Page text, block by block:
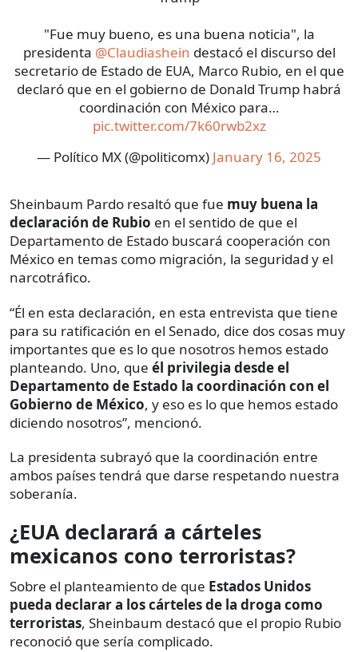
"Fue muy bueno, es una buena noticia", la
presidenta @Claudiashein destacó el discurso del
secretario de Estado de EUA, Marco Rubio, en el que
declaró que en el gobierno de Donald Trump habrá
coordinación con México para…
pic.twitter.com/7k60rwb2xz
— Político MX (@politicomx) January 16, 2025
Sheinbaum Pardo resaltó que fue muy buena la
declaración de Rubio en el sentido de que el
Departamento de Estado buscará cooperación con
México en temas como migración, la seguridad y el
narcotráfico.
“Él en esta declaración, en esta entrevista que tiene
para su ratificación en el Senado, dice dos cosas muy
importantes que es lo que nosotros hemos estado
planteando. Uno, que él privilegia desde el
Departamento de Estado la coordinación con el
Gobierno de México, y eso es lo que hemos estado
diciendo nosotros”, mencionó.
La presidenta subrayó que la coordinación entre
ambos países tendrá que darse respetando nuestra
soberanía.
¿EUA declarará a cárteles
mexicanos cono terroristas?
Sobre el planteamiento de que Estados Unidos
pueda declarar a los cárteles de la droga como
terroristas, Sheinbaum destacó que el propio Rubio
reconoció que sería complicado.